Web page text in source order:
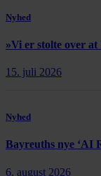
Nyhed
»Vi er stolte over
15. juli 2026
Nyhed
Bayreuths nye ‘AI
6. august 2026